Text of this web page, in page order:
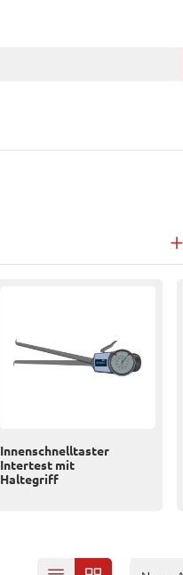
Innenschnelltaster
Intertest mit
Haltegriff